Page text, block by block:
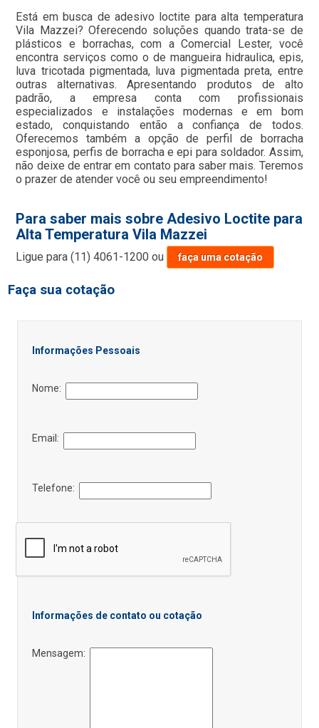
Está em busca de adesivo loctite para alta temperatura
Vila Mazzei? Oferecendo soluções quando trata-se de
plásticos e borrachas, com a Comercial Lester, você
encontra serviços como o de mangueira hidraulica, epis,
luva tricotada pigmentada, luva pigmentada preta, entre
outras alternativas. Apresentando produtos de alto
padrão, a empresa conta com profissionais
especializados e instalações modernas e em bom
estado, conquistando então a confiança de todos.
Oferecemos também a opção de perfil de borracha
esponjosa, perfis de borracha e epi para soldador. Assim,
não deixe de entrar em contato para saber mais. Teremos
o prazer de atender você ou seu empreendimento!
Para saber mais sobre Adesivo Loctite para
Alta Temperatura Vila Mazzei
Ligue para(11) 4061-1200 ou faça uma cotação
Faça sua cotação
Informações Pessoais
Nome:
Email:
Telefone:
Informações de contato ou cotação
Mensagem: